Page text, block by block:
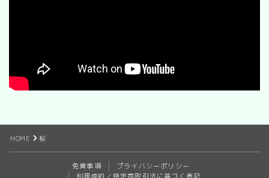
HOME 桜
免責事項
プライバシーポリシー